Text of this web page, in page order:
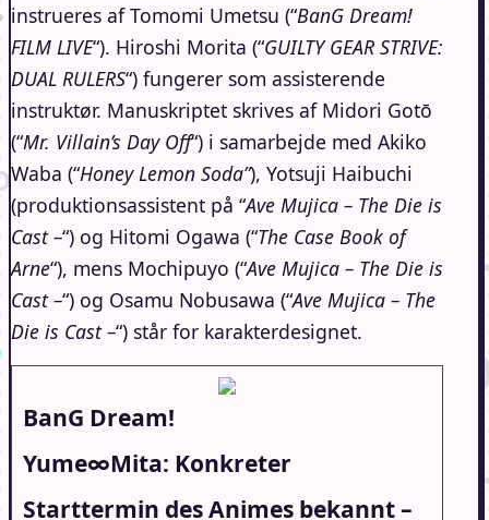
instrueres af Tomomi Umetsu (“BanG Dream!
FILM LIVE“). Hiroshi Morita (“GUILTY GEAR STRIVE:
DUAL RULERS“) fungerer som assisterende
instruktør. Manuskriptet skrives af Midori Gotō
(“Mr. Villain’s Day Off“) i samarbejde med Akiko
Waba (“Honey Lemon Soda”), Yotsuji Haibuchi
(produktionsassistent på “Ave Mujica – The Die is
Cast –“) og Hitomi Ogawa (“The Case Book of
Arne“), mens Mochipuyo (“Ave Mujica – The Die is
Cast –“) og Osamu Nobusawa (“Ave Mujica – The
Die is Cast –“) står for karakterdesignet.
BanG Dream!
Yume∞Mita: Konkreter
Starttermin des Animes bekannt –